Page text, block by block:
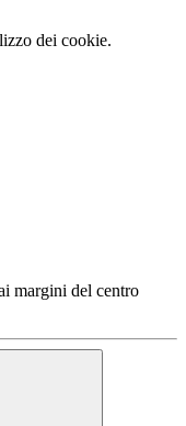
dei cookie.
margini del centro